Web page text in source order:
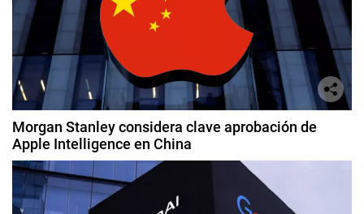
Morgan Stanley considera clave aprobación de
Apple Intelligence en China